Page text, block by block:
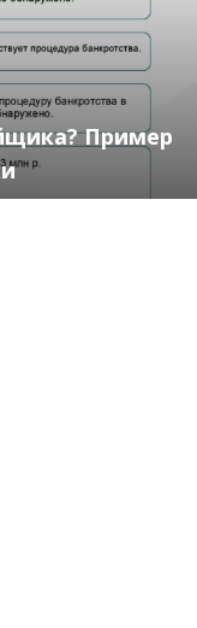
Пример